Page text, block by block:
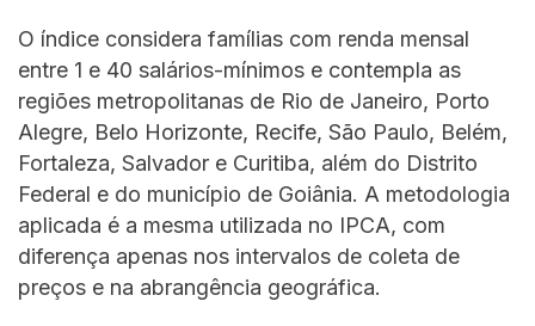
O índice considera famílias com renda mensal
entre 1 e 40 salários-mínimos e contempla as
regiões metropolitanas de Rio de Janeiro, Porto
Alegre, Belo Horizonte, Recife, São Paulo, Belém,
Fortaleza, Salvador e Curitiba, além do Distrito
Federal e do município de Goiânia. A metodologia
aplicada é a mesma utilizada no IPCA, com
diferença apenas nos intervalos de coleta de
preços e na abrangência geográfica.